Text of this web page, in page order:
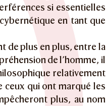
si essentielles
en tant que
de plus en plus, entre la
de l’homme, il
relativement
ceux qui ont marqué les
plus, au nom